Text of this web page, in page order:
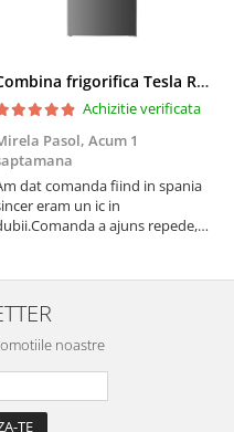
Combina frigorifica Tesla RC2600HXE, 262 l, Clasa E, Iluminare LED, dezghetare automata frigider, H 180 cm, Inox
Achizitie verificata
Pasol, Acum 1
dat comanda fiind in spania
eram un ic in
a ajuns repede,in
multumesc pentru
si
100%
noastre